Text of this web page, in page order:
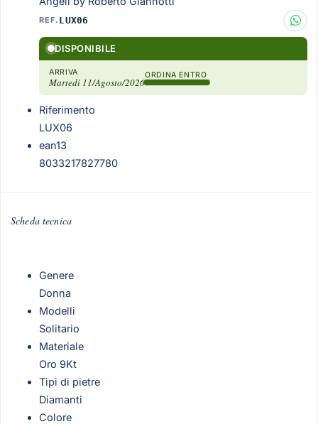
REF. LUX06
DISPONIBILE
ARRIVA
Martedì 11/Agosto/2026
ORDINA ENTRO
Riferimento
LUX06
ean13
8033217827780
Scheda tecnica
Genere
Donna
Modelli
Solitario
Materiale
Oro 9Kt
Tipi di pietre
Diamanti
Colore